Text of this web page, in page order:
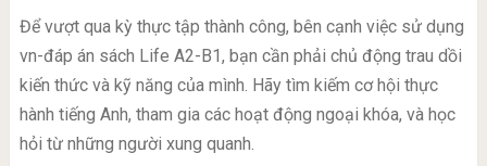
Để vượt qua kỳ thực tập thành công, bên cạnh việc sử dụng
vn-đáp án sách Life A2-B1, bạn cần phải chủ động trau dồi
kiến thức và kỹ năng của mình. Hãy tìm kiếm cơ hội thực
hành tiếng Anh, tham gia các hoạt động ngoại khóa, và học
hỏi từ những người xung quanh.